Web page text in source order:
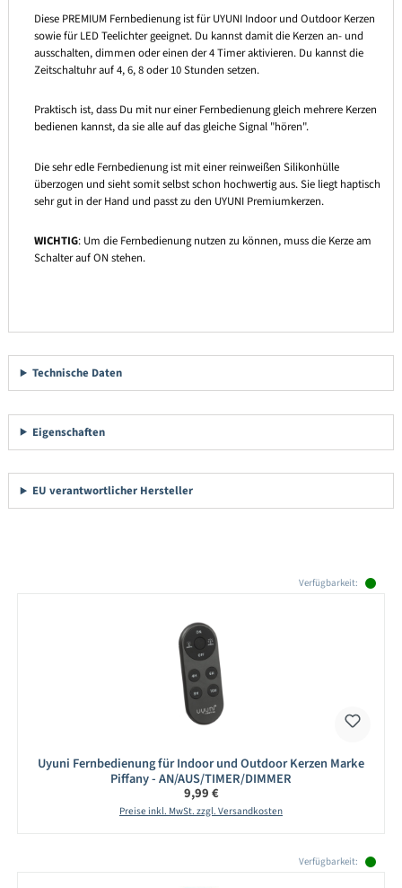
Diese PREMIUM Fernbedienung ist für UYUNI Indoor und Outdoor Kerzen
sowie für LED Teelichter geeignet. Du kannst damit die Kerzen an- und
ausschalten, dimmen oder einen der 4 Timer aktivieren. Du kannst die
Zeitschaltuhr auf 4, 6, 8 oder 10 Stunden setzen.
Praktisch ist, dass Du mit nur einer Fernbedienung gleich mehrere Kerzen
bedienen kannst, da sie alle auf das gleiche Signal "hören".
Die sehr edle Fernbedienung ist mit einer reinweißen Silikonhülle
überzogen und sieht somit selbst schon hochwertig aus. Sie liegt haptisch
sehr gut in der Hand und passt zu den UYUNI Premiumkerzen.
WICHTIG: Um die Fernbedienung nutzen zu können, muss die Kerze am
Schalter auf ON stehen.
Technische Daten
Eigenschaften
EU verantwortlicher Hersteller
Verfügbarkeit:
Uyuni Fernbedienung für Indoor und Outdoor Kerzen Marke
Piffany - AN/AUS/TIMER/DIMMER
Regulärer Preis:
9,99 €
Preise inkl. MwSt. zzgl. Versandkosten
Verfügbarkeit: